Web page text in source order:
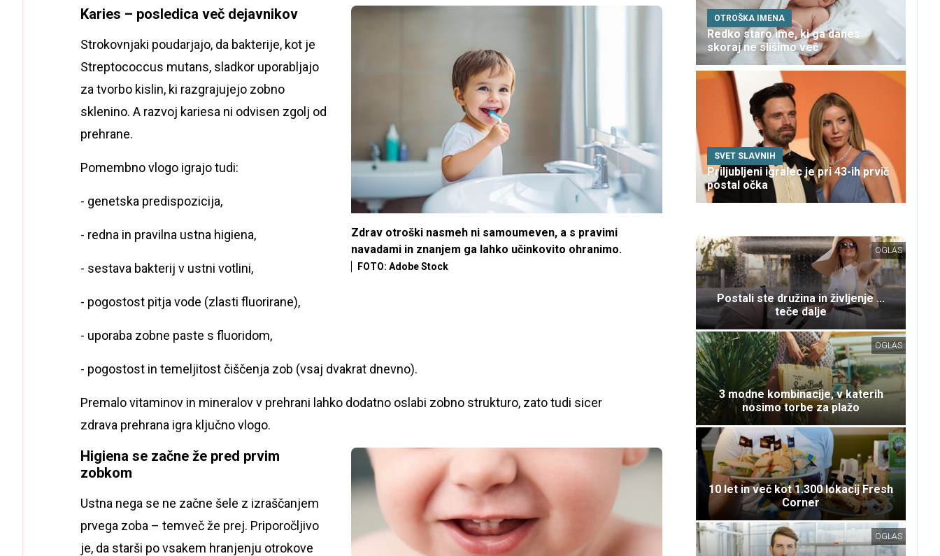
Zdrav otroški nasmeh ni samoumeven, a s pravimi
navadami in znanjem ga lahko učinkovito ohranimo.
FOTO: Adobe Stock
Karies – posledica več dejavnikov
Strokovnjaki poudarjajo, da bakterije, kot je
Streptococcus mutans, sladkor uporabljajo
za tvorbo kislin, ki razgrajujejo zobno
sklenino. A razvoj kariesa ni odvisen zgolj od
prehrane.
Pomembno vlogo igrajo tudi:
- genetska predispozicija,
- redna in pravilna ustna higiena,
- sestava bakterij v ustni votlini,
- pogostost pitja vode (zlasti fluorirane),
- uporaba zobne paste s fluoridom,
- pogostost in temeljitost čiščenja zob (vsaj dvakrat dnevno).
Premalo vitaminov in mineralov v prehrani lahko dodatno oslabi zobno strukturo, zato tudi sicer
zdrava prehrana igra ključno vlogo.
Higiena se začne že pred prvim
zobkom
Ustna nega se ne začne šele z izraščanjem
prvega zoba – temveč že prej. Priporočljivo
je, da starši po vsakem hranjenju otrokove
OTROŠKA IMENA
Redko staro ime, ki ga danes
skoraj ne slišimo več
SVET SLAVNIH
Priljubljeni igralec je pri 43-ih prvič
postal očka
OGLAS
Postali ste družina in življenje ...
teče dalje
OGLAS
3 modne kombinacije, v katerih
nosimo torbe za plažo
10 let in več kot 1.300 lokacij Fresh
Corner
OGLAS